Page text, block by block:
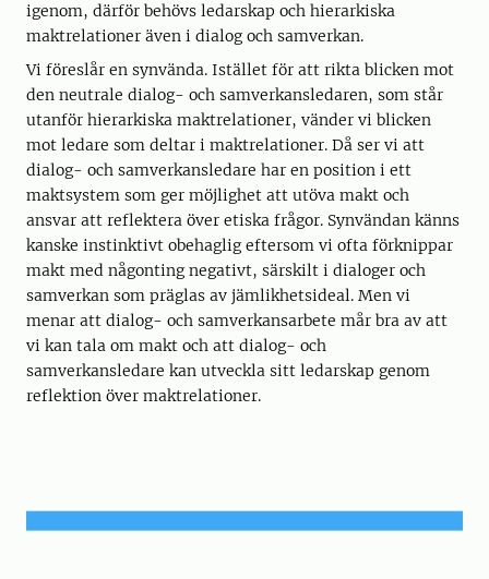
igenom, därför behövs ledarskap och hierarkiska
maktrelationer även i dialog och samverkan.
Vi föreslår en synvända. Istället för att rikta blicken mot
den neutrale dialog- och samverkansledaren, som står
utanför hierarkiska maktrelationer, vänder vi blicken
mot ledare som deltar i maktrelationer. Då ser vi att
dialog- och samverkansledare har en position i ett
maktsystem som ger möjlighet att utöva makt och
ansvar att reflektera över etiska frågor. Synvändan känns
kanske instinktivt obehaglig eftersom vi ofta förknippar
makt med någonting negativt, särskilt i dialoger och
samverkan som präglas av jämlikhetsideal. Men vi
menar att dialog- och samverkansarbete mår bra av att
vi kan tala om makt och att dialog- och
samverkansledare kan utveckla sitt ledarskap genom
reflektion över maktrelationer.